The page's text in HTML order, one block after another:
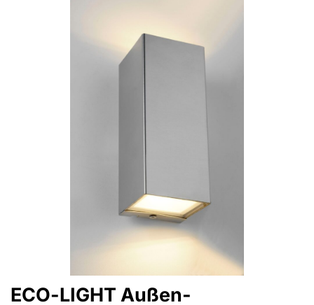
ECO-LIGHT Außen-